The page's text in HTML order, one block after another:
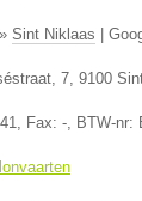
» Sint Niklaas
7, 9100
, Fax: -, BTW-nr: